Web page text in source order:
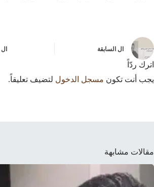
ال السابقة ال
اترك ردّاً
يجب أنت تكون مسجل الدخول لتضيف تعليقاً.
مقالات مشابهة